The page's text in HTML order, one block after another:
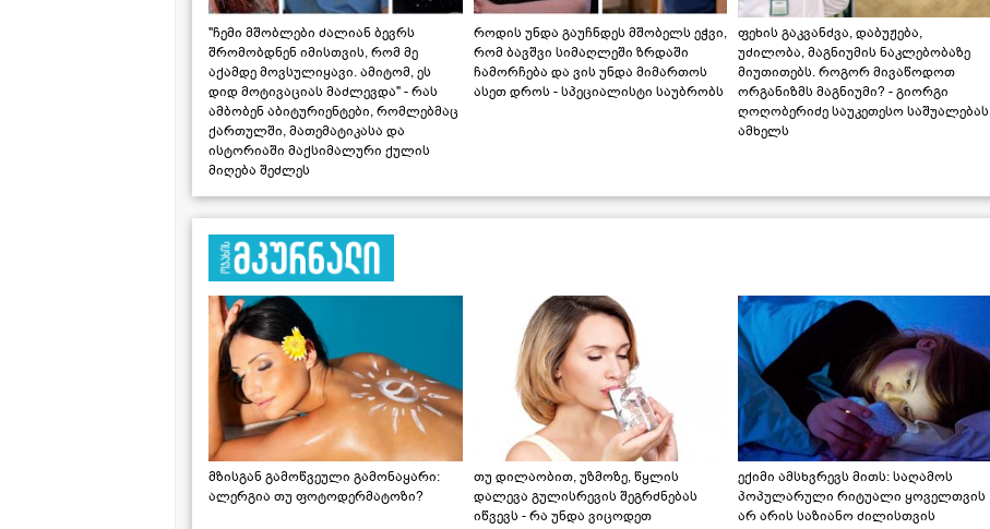
"ჩემი მშობლები ძალიან ბევრს
შრომობდნენ იმისთვის, რომ მე
აქამდე მოვსულიყავი. ამიტომ, ეს
დიდ მოტივაციას მაძლევდა" - რას
ამბობენ აბიტურიენტები, რომლებმაც
ქართულში, მათემატიკასა და
ისტორიაში მაქსიმალური ქულის
მიღება შეძლეს
როდის უნდა გაუჩნდეს მშობელს ეჭვი,
რომ ბავშვი სიმაღლეში ზრდაში
ჩამორჩება და ვის უნდა მიმართოს
ასეთ დროს - სპეციალისტი საუბრობს
ფეხის გაკვანძვა, დაბუჟება,
უძილობა, მაგნიუმის ნაკლებობაზე
მიუთითებს. როგორ მივაწოდოთ
ორგანიზმს მაგნიუმი? - გიორგი
ღოღობერიძე საუკეთესო საშუალებას
ამხელს
მზისგან გამოწვეული გამონაყარი:
ალერგია თუ ფოტოდერმატოზი?
თუ დილაობით, უზმოზე, წყლის
დალევა გულისრევის შეგრძნებას
იწვევს - რა უნდა ვიცოდეთ
ექიმი ამსხვრევს მითს: საღამოს
პოპულარული რიტუალი ყოველთვის
არ არის საზიანო ძილისთვის